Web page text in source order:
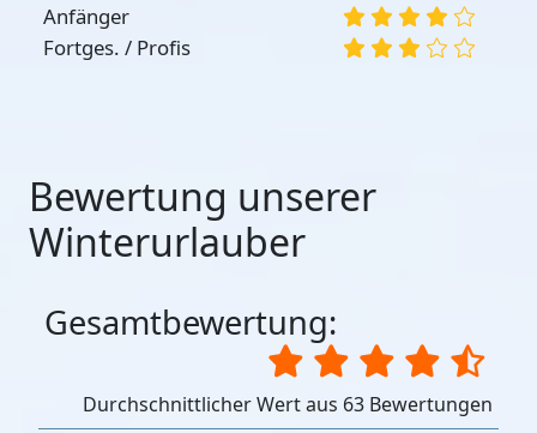
Anfänger
Fortges. / Profis
Bewertung unserer
Winterurlauber
Gesamtbewertung:
Durchschnittlicher Wert aus 63 Bewertungen